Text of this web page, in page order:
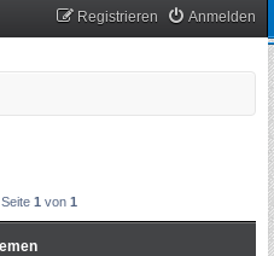
Anmelden
Registrieren
1 von 1